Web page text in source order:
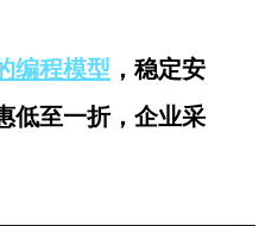
编程模型 ，稳定安
低至一折，企业采